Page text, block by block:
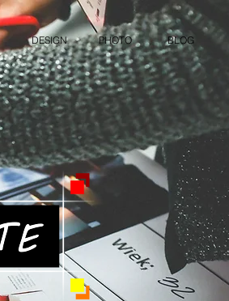
DESIGN PHOTO BLOG